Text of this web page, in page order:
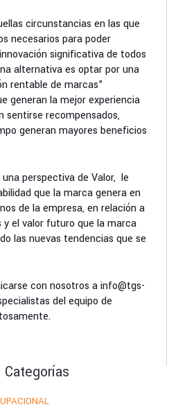
circunstancias en las que
necesarios para poder
significativa de todos
alternativa es optar por una
rentable de marcas”
generan la mejor experiencia
sentirse recompensados,
generan mayores beneficios
perspectiva de Valor, le
que la marca genera en
de la empresa, en relación a
el valor futuro que la marca
las nuevas tendencias que se
con nosotros a info@tgs-
del equipo de
Categorías